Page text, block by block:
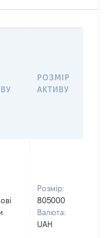
РОЗМІР
АКТИВУ
Розмір:
805000
Валюта:
UAH